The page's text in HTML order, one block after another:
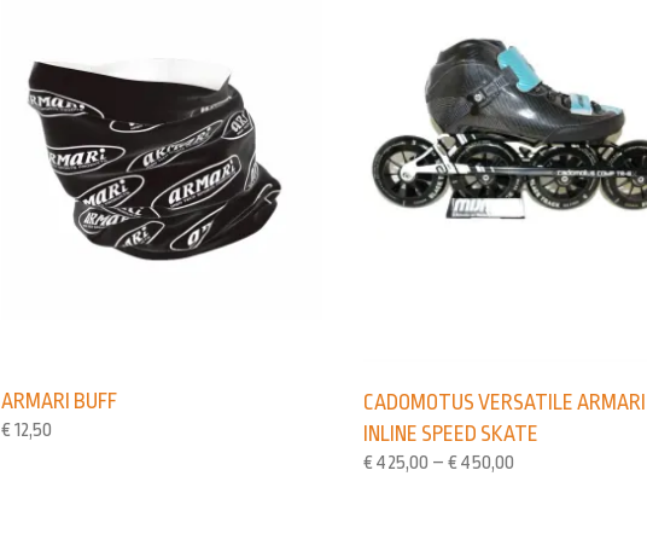
ARMARI BUFF
€ 12,50
CADOMOTUS VERSATILE
INLINE SPEED SKATE
€ 425,00 – € 450,00